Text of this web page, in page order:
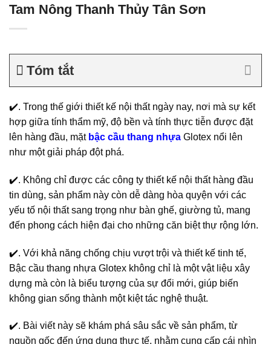
Tam Nông Thanh Thủy Tân Sơn
Tóm tắt
✔️. Trong thế giới thiết kế nội thất ngày nay, nơi mà sự kết
hợp giữa tính thẩm mỹ, độ bền và tính thực tiễn được đặt
lên hàng đầu, mặt bậc cầu thang nhựa Glotex nổi lên
như một giải pháp đột phá.
✔️. Không chỉ được các công ty thiết kế nội thất hàng đầu
tin dùng, sản phẩm này còn dễ dàng hòa quyện với các
yếu tố nội thất sang trọng như bàn ghế, giường tủ, mang
đến phong cách hiện đại cho những căn biệt thự rộng lớn.
✔️. Với khả năng chống chịu vượt trội và thiết kế tinh tế,
Bậc cầu thang nhựa Glotex không chỉ là một vật liệu xây
dựng mà còn là biểu tượng của sự đổi mới, giúp biến
không gian sống thành một kiệt tác nghệ thuật.
✔️. Bài viết này sẽ khám phá sâu sắc về sản phẩm, từ
nguồn gốc đến ứng dụng thực tế, nhằm cung cấp cái nhìn